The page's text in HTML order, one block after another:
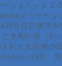
ーシュミット２
メッサーシ
注目記事日
と金剛の智（9
れた太陽神の
nikki 加